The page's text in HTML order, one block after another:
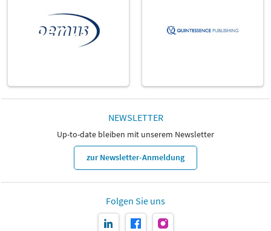
NEWSLETTER
Up-to-date bleiben mit unserem Newsletter
zur Newsletter-Anmeldung
Folgen Sie uns